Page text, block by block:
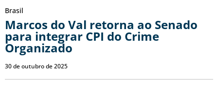
Brasil
Marcos do Val retorna ao Senado
para integrar CPI do Crime
Organizado
30 de outubro de 2025